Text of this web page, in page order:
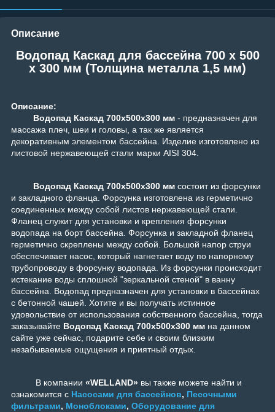
Описание
Водопад Каскад для бассейна 700 x 500
x 300 мм (Толщина металла 1,5 мм)
Описание:
Водопад Каскад 700x500x300 мм - предназначен для
массажа плеч, шеи и головы, а так же является
декоративным элементом бассейна. Изделие изготовлено из
листовой нержавеющей стали марки AISI 304.
Водопад Каскад 700x500x300 мм состоит из форсунки
и закладного фланца. Форсунка изготовлена из герметично
соединенных между собой листов нержавеющей стали.
Фланец служит для установки и крепления форсунки
водопада на борт бассейна. Форсунка и закладной фланец
герметично скреплены между собой. Большой напор струи
обеспечивает насос, который нагнетает воду по напорному
трубопроводу в форсунку водопада. Из форсунки происходит
истекание воды сплошной "зеркальной стеной" в ванну
бассейна. Водопад предназначен для установки в бассейнах
с бетонной чашей. Хотите и вы получать истинное
удовольствие от использования собственного бассейна, тогда
заказывайте Водопад Каскад 700x500x300 мм на данном
сайте уже сейчас, подарите себе и своим близким
незабываемые ощущения и приятный отдых.
В компании «WELLAND» вы также можете найти и
ознакомится с Насосами для бассейнов, Песочными
фильтрами, Моноблоками, Оборудование для